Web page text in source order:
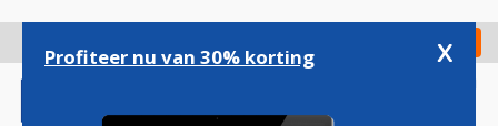
gaan
Check in
Profiteer nu van 30% korting x